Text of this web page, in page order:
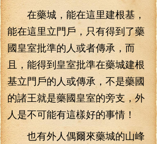
在藥城，能在這里建根基，
能在這里立門戶，只有得到了藥
國皇室批準的人或者傳承，而
且，能得到皇室批準在藥城建根
基立門戶的人或傳承，不是藥國
的諸王就是藥國皇室的旁支，外
人是不可能有這樣好的事情！
也有外人偶爾來藥城的山峰